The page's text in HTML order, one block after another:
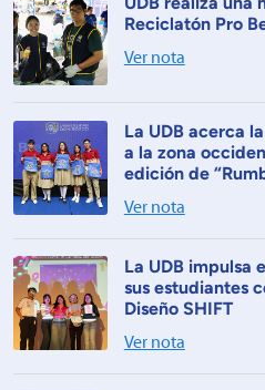
Reciclatón Pro
Ver nota
La UDB acerca
a la zona
edición de
Ver nota
La UDB impulsa
sus estudiantes
Diseño SHIFT
Ver nota